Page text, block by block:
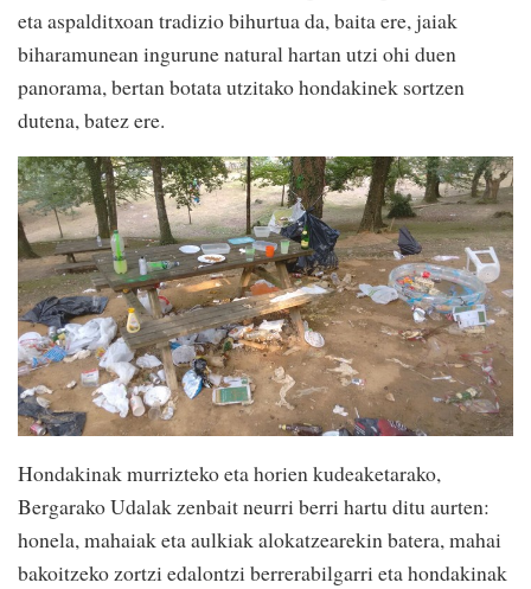
eta aspalditxoan tradizio bihurtua da, baita ere, jaiak
biharamunean ingurune natural hartan utzi ohi duen
panorama, bertan botata utzitako hondakinek sortzen
dutena, batez ere.
Hondakinak murrizteko eta horien kudeaketarako,
Bergarako Udalak zenbait neurri berri hartu ditu aurten:
honela, mahaiak eta aulkiak alokatzearekin batera, mahai
bakoitzeko zortzi edalontzi berrerabilgarri eta hondakinak